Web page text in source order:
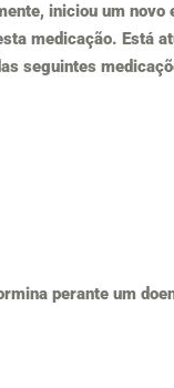
iniciou um
medicação.
seguintes
perante um